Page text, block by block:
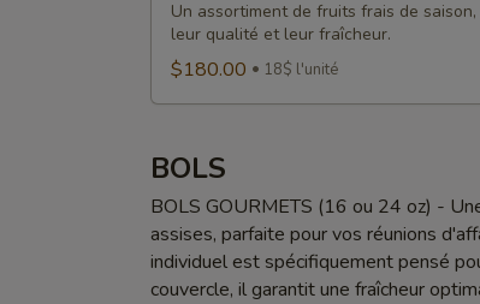
fruits
Un assortiment de fruits frais de
leur qualité et leur fraîcheur.
$180.00 18$ l'unité
BOLS
BOLS GOURMETS (16 ou 24 oz) -
assises, parfaite pour vos réunions
individuel est spécifiquement pensé
couvercle, il garantit une fraîcheur